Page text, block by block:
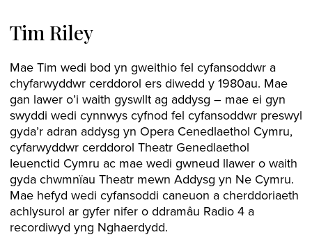
Tim Riley
Mae Tim wedi bod yn gweithio fel cyfansoddwr a
chyfarwyddwr cerddorol ers diwedd y 1980au. Mae
gan lawer o’i waith gyswllt ag addysg – mae ei gyn
swyddi wedi cynnwys cyfnod fel cyfansoddwr preswyl
gyda’r adran addysg yn Opera Cenedlaethol Cymru,
cyfarwyddwr cerddorol Theatr Genedlaethol
Ieuenctid Cymru ac mae wedi gwneud llawer o waith
gyda chwmnïau Theatr mewn Addysg yn Ne Cymru.
Mae hefyd wedi cyfansoddi caneuon a cherddoriaeth
achlysurol ar gyfer nifer o ddramâu Radio 4 a
recordiwyd yng Nghaerdydd.